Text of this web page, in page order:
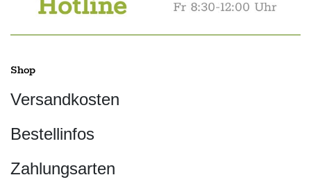
Shop
Versandkosten
Bestellinfos
Zahlungsarten